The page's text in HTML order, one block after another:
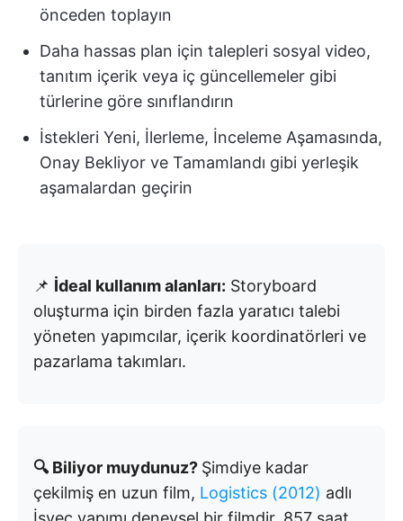
önceden toplayın
Daha hassas plan için talepleri sosyal video,
tanıtım içerik veya iç güncellemeler gibi
türlerine göre sınıflandırın
İstekleri Yeni, İlerleme, İnceleme Aşamasında,
Onay Bekliyor ve Tamamlandı gibi yerleşik
aşamalardan geçirin
📌 İdeal kullanım alanları: Storyboard
oluşturma için birden fazla yaratıcı talebi
yöneten yapımcılar, içerik koordinatörleri ve
pazarlama takımları.
🔍 Biliyor muydunuz? Şimdiye kadar
çekilmiş en uzun film, Logistics (2012) adlı